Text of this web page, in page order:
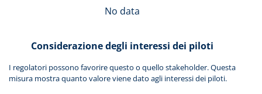
No data
Considerazione degli interessi dei piloti
I regolatori possono favorire questo o quello stakeholder. Questa
misura mostra quanto valore viene dato agli interessi dei piloti.